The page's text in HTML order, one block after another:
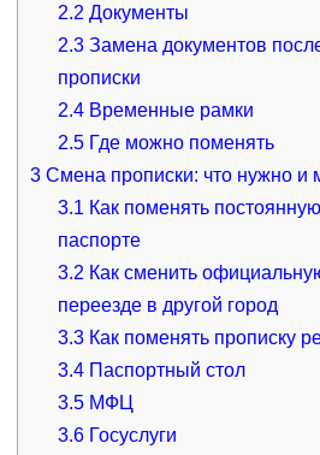
2.2 Документы
2.3 Замена документов
прописки
2.4 Временные рамки
2.5 Где можно поменять
3Смена прописки: что нужно и
3.1 Как поменять
паспорте
3.2 Как сменить
переезде в другой город
3.3 Как поменять прописку
3.4 Паспортный стол
3.5 МФЦ
3.6 Госуслуги